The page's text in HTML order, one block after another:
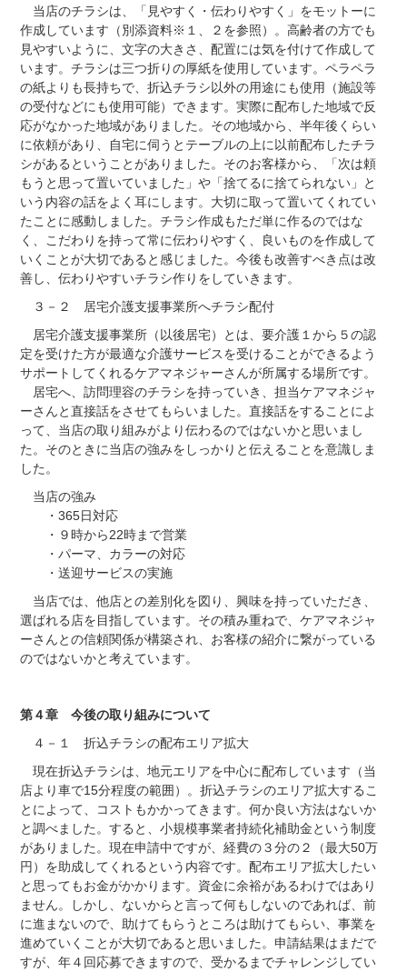
当店のチラシは、「見やすく・伝わりやすく」をモットーに
作成しています（別添資料※１、２を参照）。高齢者の方でも
見やすいように、文字の大きさ、配置には気を付けて作成して
います。チラシは三つ折りの厚紙を使用しています。ペラペラ
の紙よりも長持ちで、折込チラシ以外の用途にも使用（施設等
の受付などにも使用可能）できます。実際に配布した地域で反
応がなかった地域がありました。その地域から、半年後くらい
に依頼があり、自宅に伺うとテーブルの上に以前配布したチラ
シがあるということがありました。そのお客様から、「次は頼
もうと思って置いていました」や「捨てるに捨てられない」と
いう内容の話をよく耳にします。大切に取って置いてくれてい
たことに感動しました。チラシ作成もただ単に作るのではな
く、こだわりを持って常に伝わりやすく、良いものを作成して
いくことが大切であると感じました。今後も改善すべき点は改
善し、伝わりやすいチラシ作りをしていきます。
３－２ 居宅介護支援事業所へチラシ配付
居宅介護支援事業所（以後居宅）とは、要介護１から５の認
定を受けた方が最適な介護サービスを受けることができるよう
サポートしてくれるケアマネジャーさんが所属する場所です。
居宅へ、訪問理容のチラシを持っていき、担当ケアマネジャ
ーさんと直接話をさせてもらいました。直接話をすることによ
って、当店の取り組みがより伝わるのではないかと思いまし
た。そのときに当店の強みをしっかりと伝えることを意識しま
した。
当店の強み
・365日対応
・９時から22時まで営業
・パーマ、カラーの対応
・送迎サービスの実施
当店では、他店との差別化を図り、興味を持っていただき、
選ばれる店を目指しています。その積み重ねで、ケアマネジャ
ーさんとの信頼関係が構築され、お客様の紹介に繋がっている
のではないかと考えています。
第４章 今後の取り組みについて
４－１ 折込チラシの配布エリア拡大
現在折込チラシは、地元エリアを中心に配布しています（当
店より車で15分程度の範囲）。折込チラシのエリア拡大するこ
とによって、コストもかかってきます。何か良い方法はないか
と調べました。すると、小規模事業者持続化補助金という制度
がありました。現在申請中ですが、経費の３分の２（最大50万
円）を助成してくれるという内容です。配布エリア拡大したい
と思ってもお金がかかります。資金に余裕があるわけではあり
ません。しかし、ないからと言って何もしないのであれば、前
に進まないので、助けてもらうところは助けてもらい、事業を
進めていくことが大切であると思いました。申請結果はまだで
すが、年４回応募できますので、受かるまでチャレンジしてい